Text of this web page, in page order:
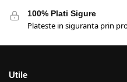
100% Plati Sigure
Plateste in siguranta prin
Utile